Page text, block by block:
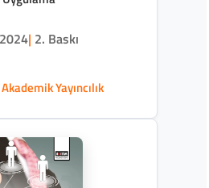
2024| 2. Baskı
Yayıncılık